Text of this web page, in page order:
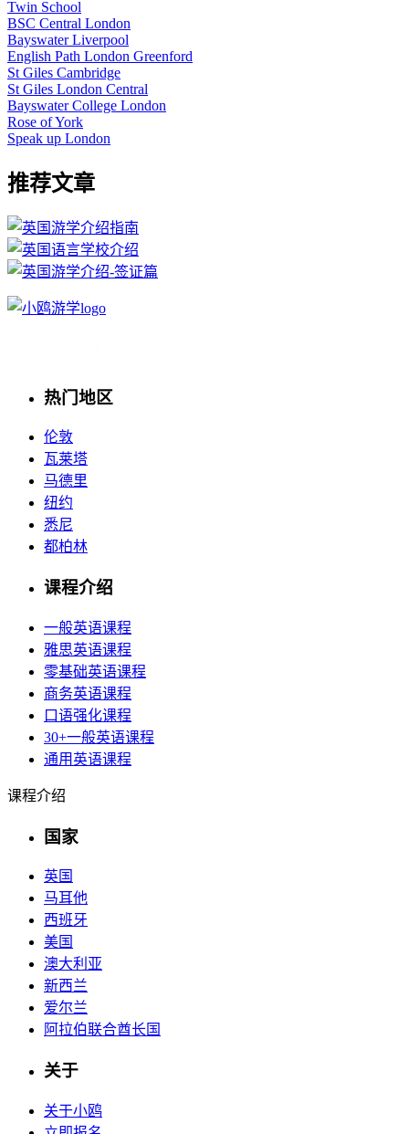
Twin School
BSC Central London
Bayswater Liverpool
English Path London Greenford
St Giles Cambridge
St Giles London Central
Bayswater College London
Rose of York
Speak up London
推荐文章
热门地区
伦敦
瓦莱塔
马德里
纽约
悉尼
都柏林
课程介绍
一般英语课程
雅思英语课程
零基础英语课程
商务英语课程
口语强化课程
30+一般英语课程
通用英语课程
课程介绍
国家
英国
马耳他
西班牙
美国
澳大利亚
新西兰
爱尔兰
阿拉伯联合酋长国
关于
关于小鸥